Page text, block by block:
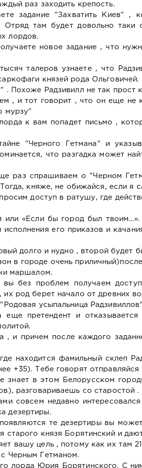
раз заходить крепость.
задание "Захватить Киев" ,
Отряд там будет довольно таки
лордов.
новое задание , что
талеров узнаете , что
князей рода Ольговичей.
. Похоже Радзивилл не так прост
, и тот говорит , что он еще не
мурзу"
к вам попадет письмо ,
"Черного Гетмана" и
что разгадка может
раз спрашиваем о "Черном
княже, не обижайся, если я
доступ в ратушу, где
или «Если бы город был
его приказов и
долго и нудно , второй будет
в городе очень
маршалом.
без проблем получаем
род берет начало от древних
усыпальница
еще претендент и
, и причем после каждого
находится фамильный склеп
+35). Тебе говорят отправляйся
знает в этом Белорусском
разговариваешь со старостой .
совсем недавно
дезертиры.
те дезертиры вы
старого князя Борятинский и
вашу цель , потому как их там
Черным Гетманом.
лорда Юрия Борятинского. С